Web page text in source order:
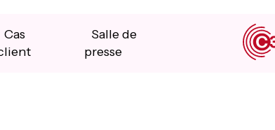
Cas
Salle de
presse